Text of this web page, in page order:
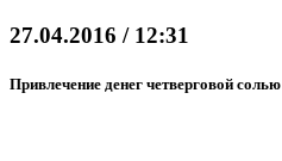
27.04.2016 / 12:31
Привлечение денег четверговой солью